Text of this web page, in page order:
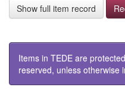
Show full item record
Items in TEDE are
reserved, unless otherwise